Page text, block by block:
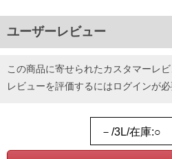
ユーザーレビュー
この商品に寄せられたカスタマーレビ
レビューを評価するにはログインが必